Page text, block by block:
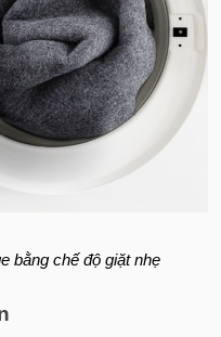
bằng chế độ giặt nhẹ